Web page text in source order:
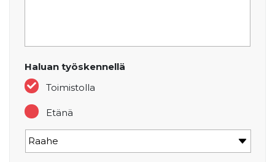
Haluan työskennellä
Toimistolla
Etänä